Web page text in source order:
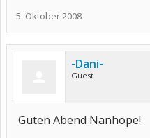
5. Oktober 2008
-Dani-
Guest
Guten Abend Nanhope!